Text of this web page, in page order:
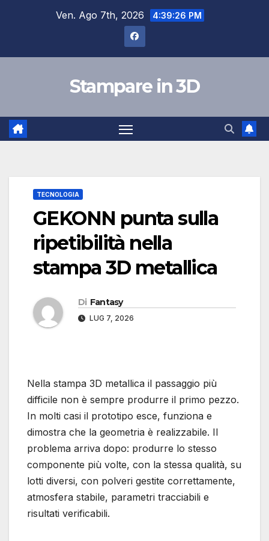
Ven. Ago 7th, 2026 4:39:28 PM
Stampare in 3D
TECNOLOGIA
GEKONN punta sulla
ripetibilità nella
stampa 3D metallica
Di Fantasy
LUG 7, 2026
Nella stampa 3D metallica il passaggio più
difficile non è sempre produrre il primo pezzo.
In molti casi il prototipo esce, funziona e
dimostra che la geometria è realizzabile. Il
problema arriva dopo: produrre lo stesso
componente più volte, con la stessa qualità, su
lotti diversi, con polveri gestite correttamente,
atmosfera stabile, parametri tracciabili e
risultati verificabili.